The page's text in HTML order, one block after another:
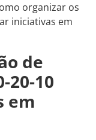
organizar os
iniciativas em
de
20-10
em